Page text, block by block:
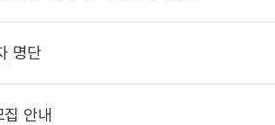
명단
안내